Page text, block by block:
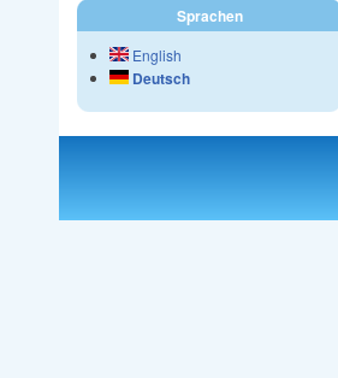
Sprachen
English
Deutsch